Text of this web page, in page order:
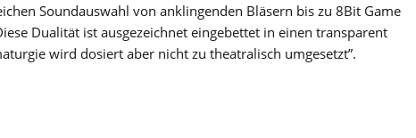
Soundauswahl von anklingenden Bläsern bis zu 8Bit Game
Dualität ist ausgezeichnet eingebettet in einen transparent
wird dosiert aber nicht zu theatralisch umgesetzt”.